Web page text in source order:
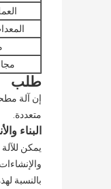
طلب
إن آلة
متعددة.
البناء
يمكن
بالنسبة